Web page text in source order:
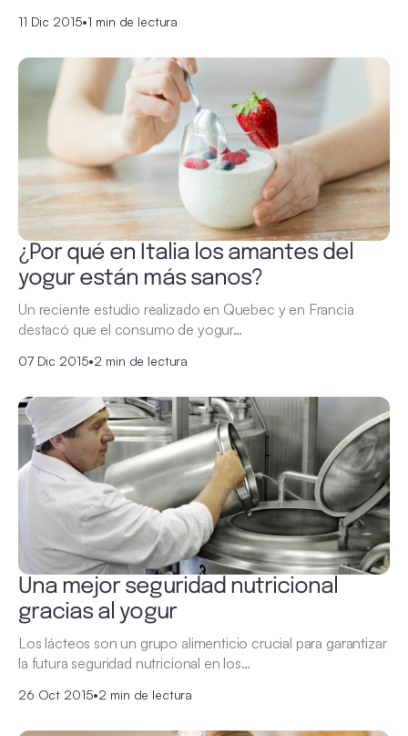
11 Dic 2015•1 min de lectura
¿Por qué en Italia los amantes del
yogur están más sanos?
Un reciente estudio realizado en Quebec y en Francia
destacó que el consumo de yogur…
07 Dic 2015•2 min de lectura
Una mejor seguridad nutricional
gracias al yogur
Los lácteos son un grupo alimenticio crucial para garantizar
la futura seguridad nutricional en los…
26 Oct 2015•2 min de lectura